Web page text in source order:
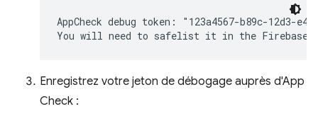
AppCheck debug token: "123a4567-b89c-12d3-
Enregistrez votre jeton de débogage auprès d'App
Check :